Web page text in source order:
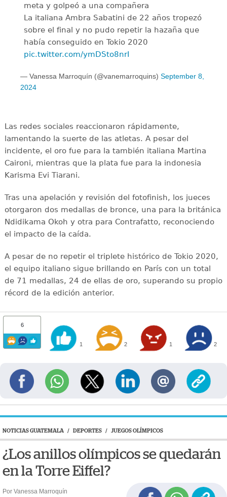
meta y golpeó a una compañera
La italiana Ambra Sabatini de 22 años tropezó
sobre el final y no pudo repetir la hazaña que
había conseguido en Tokio 2020
pic.twitter.com/ymDSto8nrI
— Vanessa Marroquín (@vanemarroquins) September 8,
2024
Las redes sociales reaccionaron rápidamente,
lamentando la suerte de las atletas. A pesar del
incidente, el oro fue para la también italiana Martina
Caironi, mientras que la plata fue para la indonesia
Karisma Evi Tiarani.
Tras una apelación y revisión del fotofinish, los jueces
otorgaron dos medallas de bronce, una para la británica
Ndidikama Okoh y otra para Contrafatto, reconociendo
el impacto de la caída.
A pesar de no repetir el triplete histórico de Tokio 2020,
el equipo italiano sigue brillando en París con un total
de 71 medallas, 24 de ellas de oro, superando su propio
récord de la edición anterior.
6
1 2 1 2
NOTICIAS GUATEMALA / DEPORTES / JUEGOS OLÍMPICOS
¿Los anillos olímpicos se quedarán
en la Torre Eiffel?
Por Vanessa Marroquín